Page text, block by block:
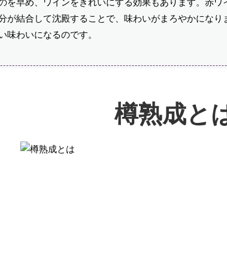
を早め、ワインをきれいにする効果もあります。赤
が結合して沈殿することで、味わいがまろやかにな
味わいになるのです。
樽熟成と